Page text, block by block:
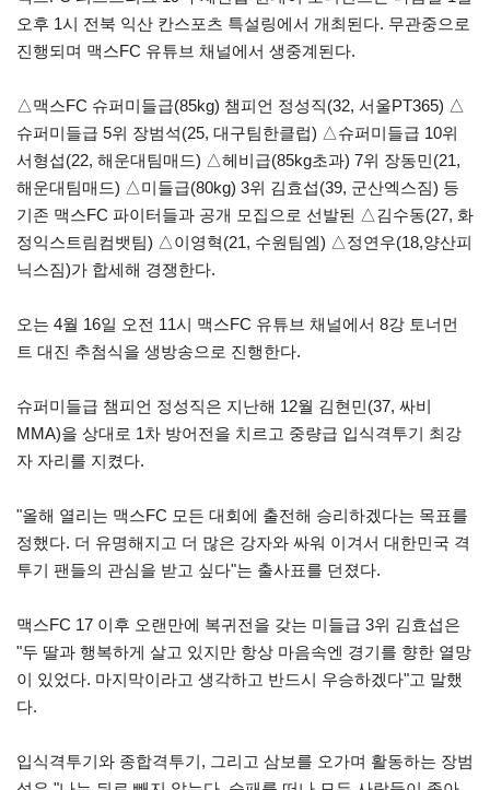
오후 1시 전북 익산 칸스포츠 특설링에서 개최된다. 무관중으로
진행되며 맥스FC 유튜브 채널에서 생중계된다.
△맥스FC 슈퍼미들급(85kg) 챔피언 정성직(32, 서울PT365) △
슈퍼미들급 5위 장범석(25, 대구팀한클럽) △슈퍼미들급 10위
서형섭(22, 해운대팀매드) △헤비급(85kg초과) 7위 장동민(21,
해운대팀매드) △미들급(80kg) 3위 김효섭(39, 군산엑스짐) 등
기존 맥스FC 파이터들과 공개 모집으로 선발된 △김수동(27, 화
정익스트림컴뱃팀) △이영혁(21, 수원팀엠) △정연우(18,양산피
닉스짐)가 합세해 경쟁한다.
오는 4월 16일 오전 11시 맥스FC 유튜브 채널에서 8강 토너먼
트 대진 추첨식을 생방송으로 진행한다.
슈퍼미들급 챔피언 정성직은 지난해 12월 김현민(37, 싸비
MMA)을 상대로 1차 방어전을 치르고 중량급 입식격투기 최강
자 자리를 지켰다.
"올해 열리는 맥스FC 모든 대회에 출전해 승리하겠다는 목표를
정했다. 더 유명해지고 더 많은 강자와 싸워 이겨서 대한민국 격
투기 팬들의 관심을 받고 싶다"는 출사표를 던졌다.
맥스FC 17 이후 오랜만에 복귀전을 갖는 미들급 3위 김효섭은
"두 딸과 행복하게 살고 있지만 항상 마음속엔 경기를 향한 열망
이 있었다. 마지막이라고 생각하고 반드시 우승하겠다"고 말했
다.
입식격투기와 종합격투기, 그리고 삼보를 오가며 활동하는 장범